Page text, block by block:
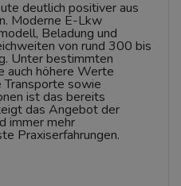
deutlich positiver aus
Moderne E-Lkw
Beladung und
von rund 300 bis
Unter bestimmten
auch höhere Werte
Transporte sowie
ist das bereits
das Angebot der
immer mehr
Praxiserfahrungen.